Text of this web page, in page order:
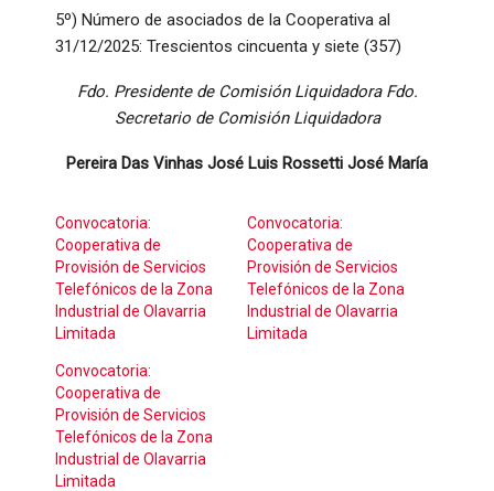
5º) Número de asociados de la Cooperativa al
31/12/2025: Trescientos cincuenta y siete (357)
Fdo. Presidente de Comisión Liquidadora Fdo.
Secretario de Comisión Liquidadora
Pereira Das Vinhas José Luis Rossetti José María
Convocatoria:
Cooperativa de
Provisión de Servicios
Telefónicos de la Zona
Industrial de Olavarria
Limitada
Convocatoria:
Cooperativa de
Provisión de Servicios
Telefónicos de la Zona
Industrial de Olavarria
Limitada
Convocatoria:
Cooperativa de
Provisión de Servicios
Telefónicos de la Zona
Industrial de Olavarria
Limitada